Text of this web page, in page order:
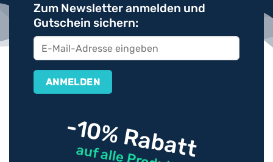
Zum Newsletter anmelden und
Gutschein sichern:
-10% Rabatt